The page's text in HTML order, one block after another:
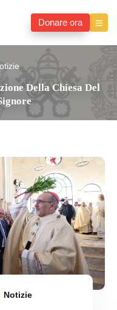
Donare ora
Della Chiesa Del
Notizie